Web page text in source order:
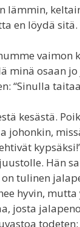
lämmin,
en löydä
minä osaan
“Sinulla
kesästä.
johonkin,
Hän
tulinen
hyvin,
josta